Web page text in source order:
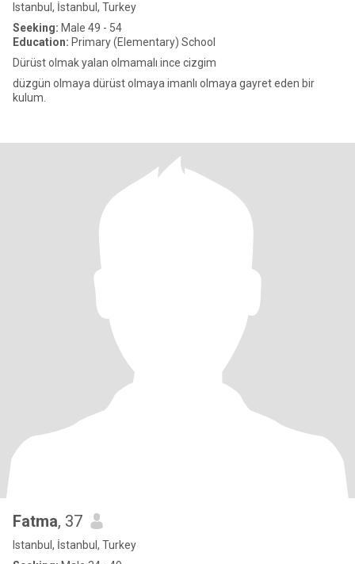
Istanbul, İstanbul, Turkey
Seeking: Male 49 - 54
Education: Primary (Elementary) School
Dürüst olmak yalan olmamalı ince cizgim
düzgün olmaya dürüst olmaya imanlı olmaya gayret eden bir
kulum.
Fatma, 37
Istanbul, İstanbul, Turkey